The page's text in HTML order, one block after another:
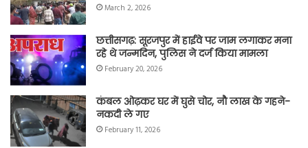
March 2, 2026
छत्तीसगढ़: सूरजपुर में हाईवे पर जाम लगाकर मना
रहे थे जन्मदिन, पुलिस ने दर्ज किया मामला
February 20, 2026
कंबल ओढ़कर घर में घुसे चोर, नौ लाख के गहने-
नकदी ले गए
February 11, 2026